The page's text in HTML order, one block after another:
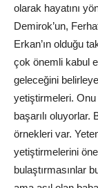
olarak hayatını
Demirok’un,
Erkan’ın olduğu
çok önemli kabul
geleceğini
yetiştirmeleri.
başarılı oluyorlar.
örnekleri var.
yetiştirmelerini
bulaştırmasınlar